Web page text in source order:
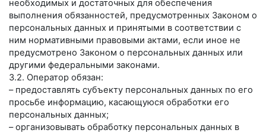
необходимых и достаточных для обеспечения
выполнения обязанностей, предусмотренных Законом о
персональных данных и принятыми в соответствии с
ним нормативными правовыми актами, если иное не
предусмотрено Законом о персональных данных или
другими федеральными законами.
3.2. Оператор обязан:
– предоставлять субъекту персональных данных по его
просьбе информацию, касающуюся обработки его
персональных данных;
– организовывать обработку персональных данных в